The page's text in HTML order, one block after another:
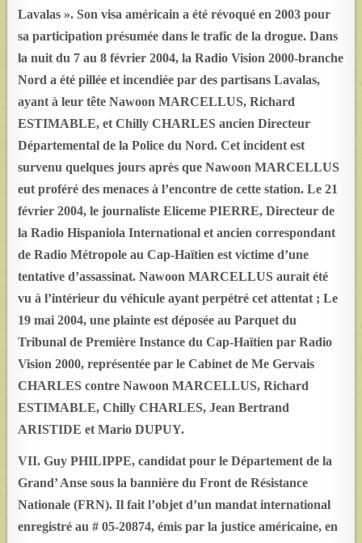
Lavalas ». Son visa américain a été révoqué en 2003 pour
sa participation présumée dans le trafic de la drogue. Dans
la nuit du 7 au 8 février 2004, la Radio Vision 2000-branche
Nord a été pillée et incendiée par des partisans Lavalas,
ayant à leur tête Nawoon MARCELLUS, Richard
ESTIMABLE, et Chilly CHARLES ancien Directeur
Départemental de la Police du Nord. Cet incident est
survenu quelques jours après que Nawoon MARCELLUS
eut proféré des menaces à l’encontre de cette station. Le 21
février 2004, le journaliste Eliceme PIERRE, Directeur de
la Radio Hispaniola International et ancien correspondant
de Radio Métropole au Cap-Haïtien est victime d’une
tentative d’assassinat. Nawoon MARCELLUS aurait été
vu à l’intérieur du véhicule ayant perpétré cet attentat ; Le
19 mai 2004, une plainte est déposée au Parquet du
Tribunal de Première Instance du Cap-Haïtien par Radio
Vision 2000, représentée par le Cabinet de Me Gervais
CHARLES contre Nawoon MARCELLUS, Richard
ESTIMABLE, Chilly CHARLES, Jean Bertrand
ARISTIDE et Mario DUPUY.
VII. Guy PHILIPPE, candidat pour le Département de la
Grand’ Anse sous la bannière du Front de Résistance
Nationale (FRN). Il fait l’objet d’un mandat international
enregistré au # 05-20874, émis par la justice américaine, en